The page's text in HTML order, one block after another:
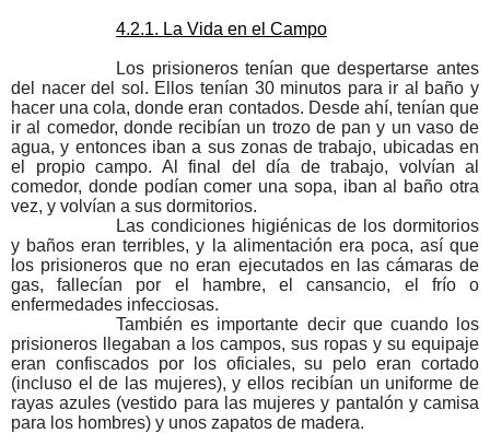
4.2.1. La Vida en el Campo
Los prisioneros tenían que despertarse antes
del nacer del sol. Ellos tenían 30 minutos para ir al baño y
hacer una cola, donde eran contados. Desde ahí, tenían que
ir al comedor, donde recibían un trozo de pan y un vaso de
agua, y entonces iban a sus zonas de trabajo, ubicadas en
el propio campo. Al final del día de trabajo, volvían al
comedor, donde podían comer una sopa, iban al baño otra
vez, y volvían a sus dormitorios.
Las condiciones higiénicas de los dormitorios
y baños eran terribles, y la alimentación era poca, así que
los prisioneros que no eran ejecutados en las cámaras de
gas, fallecían por el hambre, el cansancio, el frío o
enfermedades infecciosas.
También es importante decir que cuando los
prisioneros llegaban a los campos, sus ropas y su equipaje
eran confiscados por los oficiales, su pelo eran cortado
(incluso el de las mujeres), y ellos recibían un uniforme de
rayas azules (vestido para las mujeres y pantalón y camisa
para los hombres) y unos zapatos de madera.